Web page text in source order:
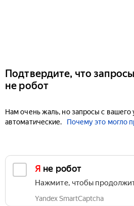
Подтвердите, что
не робот
Нам очень жаль, но запросы с вашего
автоматические.
Почему это могло
Я не робот
Нажмите, чтобы
Yandex SmartCaptcha